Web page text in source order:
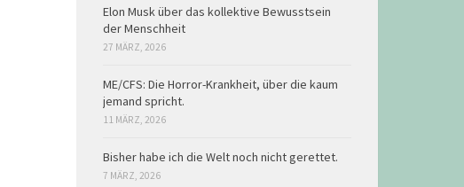
Elon Musk über das kollektive Bewusstsein
der Menschheit
27 MÄRZ, 2026
ME/CFS: Die Horror-Krankheit, über die kaum
jemand spricht.
11 MÄRZ, 2026
Bisher habe ich die Welt noch nicht gerettet.
7 MÄRZ, 2026